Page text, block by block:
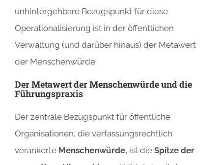
unhintergehbare Bezugspunkt für diese
Operationalisierung ist in der öffentlichen
Verwaltung (und darüber hinaus) der Metawert
der Menschenwürde.
Der Metawert der Menschenwürde und die
Führungspraxis
Der zentrale Bezugspunkt für öffentliche
Organisationen, die verfassungsrechtlich
verankerte Menschenwürde, ist die Spitze der